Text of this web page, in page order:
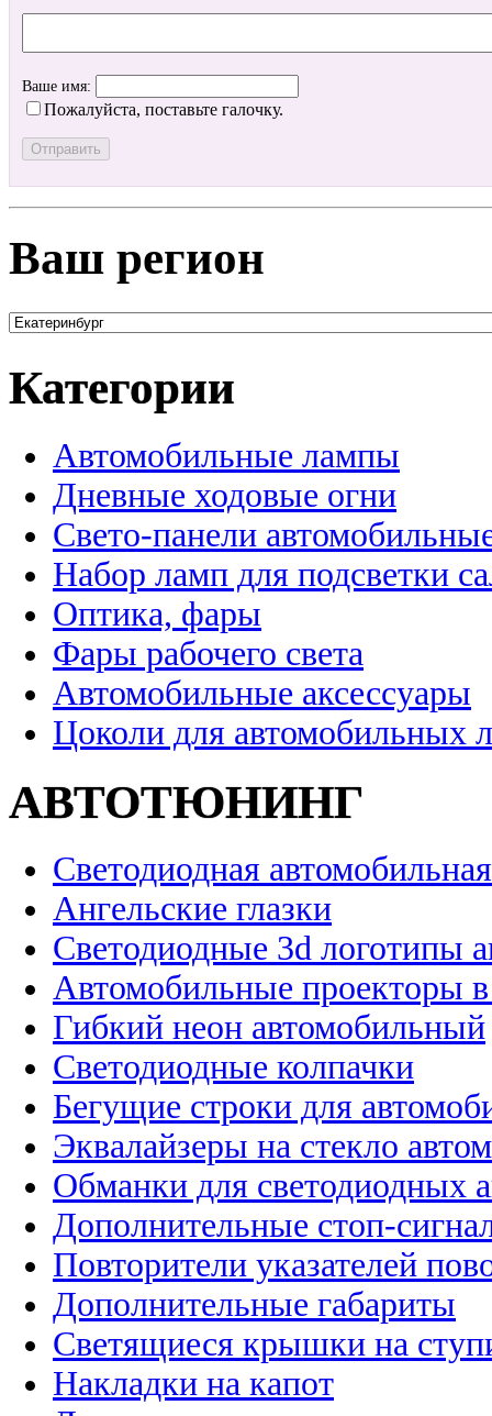
Ваше имя:
Пожалуйста, поставьте галочку.
Ваш регион
Категории
Автомобильные лампы
Дневные ходовые огни
Свето-панели
Набор ламп для подсветки
Оптика, фары
Фары рабочего света
Автомобильные аксессуары
Цоколи для автомобильных
АВТОТЮНИНГ
Светодиодная
Ангельские глазки
Светодиодные 3d логотипы
Автомобильные проекторы
Гибкий неон автомобильный
Светодиодные колпачки
Бегущие строки для
Эквалайзеры на стекло
Обманки для светодиодных
Дополнительные стоп-
Повторители указателей
Дополнительные габариты
Светящиеся крышки на
Накладки на капот